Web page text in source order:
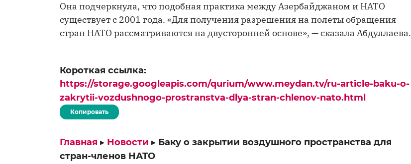
Она подчеркнула, что подобная практика между Азербайджаном и НАТО
существует с 2001 года. «Для получения разрешения на полеты обращения
стран НАТО рассматриваются на двусторонней основе», — сказала Абдуллаева.
Короткая ссылка:
https://storage.googleapis.com/qurium/www.meydan.tv/ru-article-baku-o-
zakrytii-vozdushnogo-prostranstva-dlya-stran-chlenov-nato.html
Копировать
Главная ▸ Новости ▸ Баку о закрытии воздушного пространства для
стран-членов НАТО